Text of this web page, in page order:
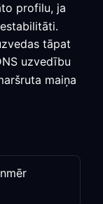
profilu, ja
tāpat
uzvedību
maiņa